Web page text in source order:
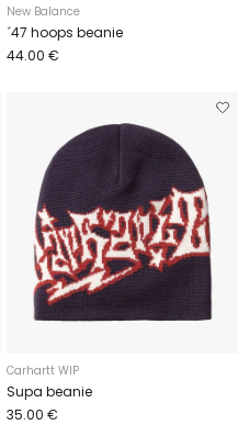
New Balance
´47 hoops beanie
44.00 €
Carhartt WIP
Supa beanie
35.00 €